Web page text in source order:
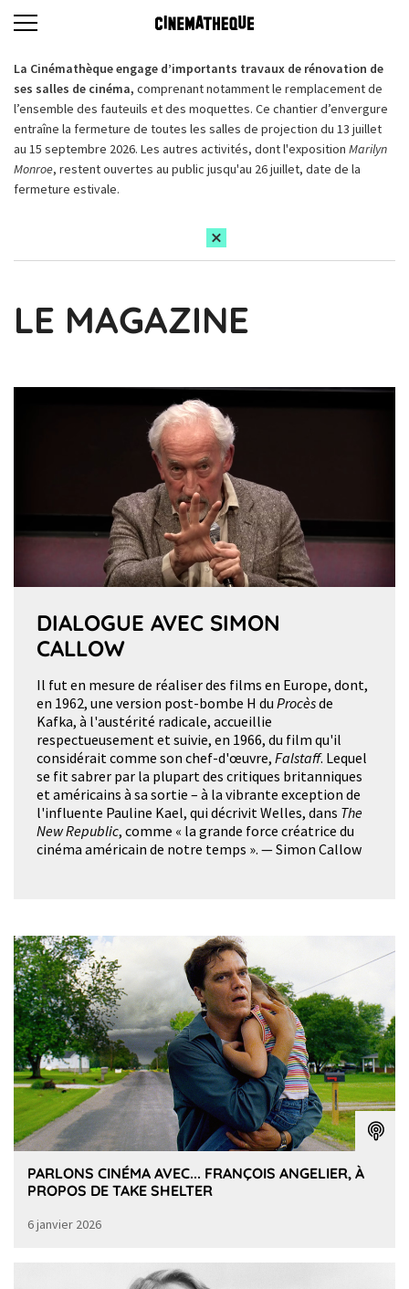
La Cinémathèque engage d’importants travaux de rénovation de
ses salles de cinéma, comprenant notamment le remplacement de
l’ensemble des fauteuils et des moquettes. Ce chantier d’envergure
entraîne la fermeture de toutes les salles de projection du 13 juillet
au 15 septembre 2026. Les autres activités, dont l'exposition Marilyn
Monroe, restent ouvertes au public jusqu'au 26 juillet, date de la
fermeture estivale.
LE MAGAZINE
DIALOGUE AVEC SIMON
CALLOW
Il fut en mesure de réaliser des films en Europe, dont,
en 1962, une version post-bombe H du Procèsde
Kafka, à l'austérité radicale, accueillie
respectueusement et suivie, en 1966, du film qu'il
considérait comme son chef-d'œuvre, Falstaff. Lequel
se fit sabrer par la plupart des critiques britanniques
et américains à sa sortie – à la vibrante exception de
l'influente Pauline Kael, qui décrivit Welles, dans The
New Republic, comme « la grande force créatrice du
cinéma américain de notre temps ». — Simon Callow
PARLONS CINÉMA AVEC... FRANÇOIS ANGELIER, À
PROPOS DE TAKE SHELTER
6 janvier 2026